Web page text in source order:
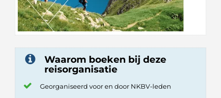
Waarom boeken bij deze
reisorganisatie
Georganiseerd voor en door NKBV-leden